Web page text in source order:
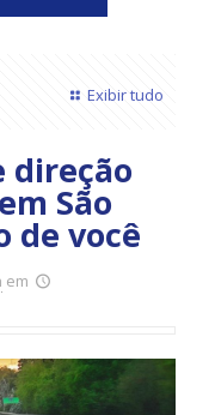
Exibir tudo
direção
São
de você
em